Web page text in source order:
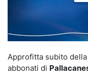
Approfitta subito della
abbonati di